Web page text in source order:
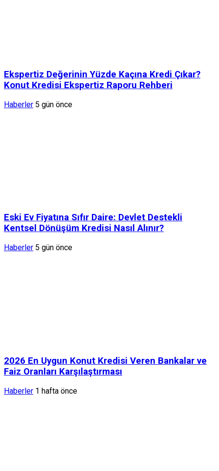
Ekspertiz Değerinin Yüzde Kaçına Kredi Çıkar?
Konut Kredisi Ekspertiz Raporu Rehberi
Haberler 5 gün önce
Eski Ev Fiyatına Sıfır Daire: Devlet Destekli
Kentsel Dönüşüm Kredisi Nasıl Alınır?
Haberler 5 gün önce
2026 En Uygun Konut Kredisi Veren Bankalar ve
Faiz Oranları Karşılaştırması
Haberler 1 hafta önce